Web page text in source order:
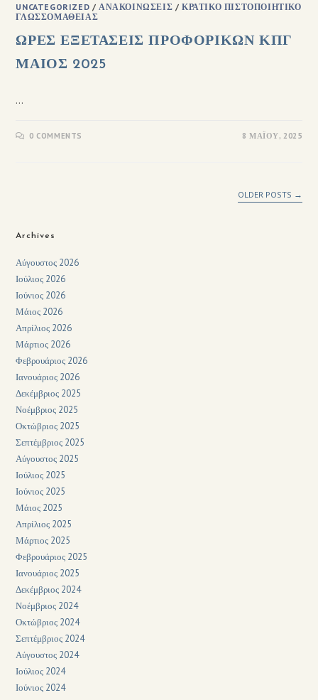
UNCATEGORIZED /ΑΝΑΚΟΙΝΏΣΕΙΣ /ΚΡΑΤΙΚΌ ΠΙΣΤΟΠΟΙΗΤΙΚΌ
ΓΛΩΣΣΟΜΆΘΕΙΑΣ
ΩΡΕΣ ΕΞΕΤΑΣΕΙΣ ΠΡΟΦΟΡΙΚΩΝ ΚΠΓ
ΜΑΙΟΣ 2025
…
0 COMMENTS 8 ΜΑΪ́ΟΥ, 2025
OLDER POSTS →
Archives
Αύγουστος 2026
Ιούλιος 2026
Ιούνιος 2026
Μάιος 2026
Απρίλιος 2026
Μάρτιος 2026
Φεβρουάριος 2026
Ιανουάριος 2026
Δεκέμβριος 2025
Νοέμβριος 2025
Οκτώβριος 2025
Σεπτέμβριος 2025
Αύγουστος 2025
Ιούλιος 2025
Ιούνιος 2025
Μάιος 2025
Απρίλιος 2025
Μάρτιος 2025
Φεβρουάριος 2025
Ιανουάριος 2025
Δεκέμβριος 2024
Νοέμβριος 2024
Οκτώβριος 2024
Σεπτέμβριος 2024
Αύγουστος 2024
Ιούλιος 2024
Ιούνιος 2024